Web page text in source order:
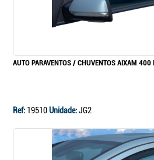
AUTO PARAVENTOS / CHUVENTOS AIXAM
Ref: 19510Unidade:JG2